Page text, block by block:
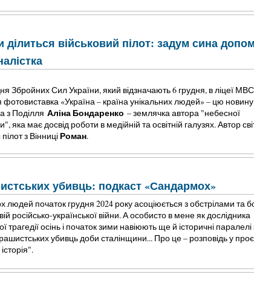
військовий пілот: задум сина
Збройних Сил України, який відзначають 6 грудня, в ліцеї МВС
фотовиставка «Україна – країна унікальних людей» – цю новину
з Поділля Аліна Бондаренко – землячка автора "небесної
яка має досвід роботи в медійній та освітній галузях. Автор
з Вінниці Роман.
убивць: подкаст «Сандармох»
людей початок грудня 2024 року асоціюється з обстрілами та
російсько-української війни. А особисто в мене як дослідника
трагедії осінь і початок зими навіюють ще й історичні паралелі
убивць доби сталінщини... Про це – розповідь у